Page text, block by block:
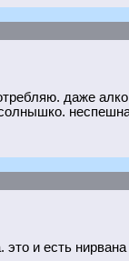
даже
это и есть